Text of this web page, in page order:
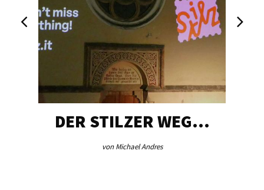
DER STILZER WEG…
von Michael Andres